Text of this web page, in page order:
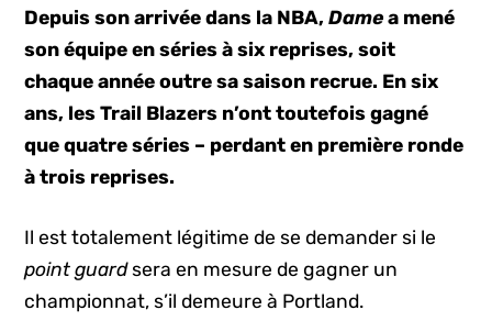
Depuis son arrivée dans la NBA,Damea mené
son équipe en séries à six reprises, soit
chaque année outre sa saison recrue. En six
ans, les Trail Blazers n’ont toutefois gagné
que quatre séries – perdant en première ronde
à trois reprises.
Il est totalement légitime de se demander si le
point guardsera en mesure de gagner un
championnat, s’il demeure à Portland.